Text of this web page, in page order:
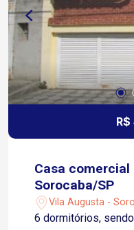
supermercados,
e diversos
público e serviços
para quem busca
aluguel Condomínio Oferece Portaria 24 horas
Playground
segurança e
Casa comercial
Sorocaba/SP
Vila Augusta -
6 dormitórios,